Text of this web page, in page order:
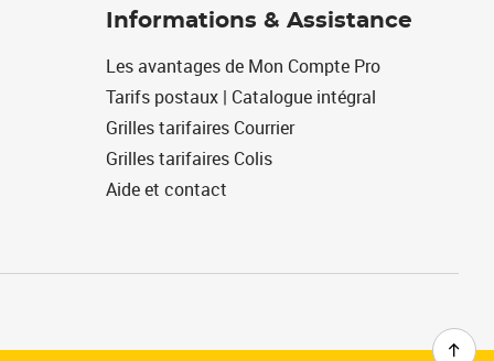
Informations & Assistance
Les avantages de Mon Compte Pro
Tarifs postaux | Catalogue intégral
Grilles tarifaires Courrier
Grilles tarifaires Colis
Aide et contact